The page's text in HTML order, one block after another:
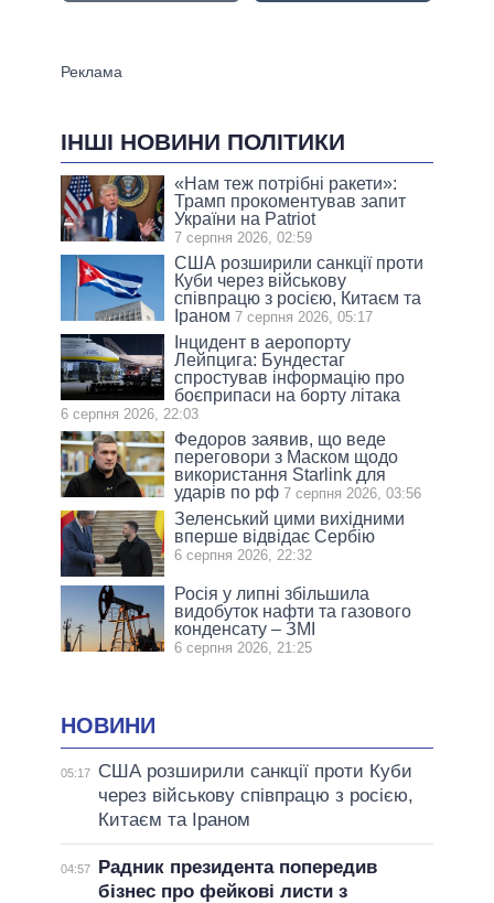
ІНШІ НОВИНИ ПОЛІТИКИ
«Нам теж потрібні ракети»:
Трамп прокоментував запит
України на Patriot
7 серпня 2026, 02:59
США розширили санкції проти
Куби через військову
співпрацю з росією, Китаєм та
Іраном 7 серпня 2026, 05:17
Інцидент в аеропорту
Лейпцига: Бундестаг
спростував інформацію про
боєприпаси на борту літака
6 серпня 2026, 22:03
Федоров заявив, що веде
переговори з Маском щодо
використання Starlink для
ударів по рф 7 серпня 2026, 03:56
Зеленський цими вихідними
вперше відвідає Сербію
6 серпня 2026, 22:32
Росія у липні збільшила
видобуток нафти та газового
конденсату – ЗМІ
6 серпня 2026, 21:25
НОВИНИ
05:17
США розширили санкції проти Куби
через військову співпрацю з росією,
Китаєм та Іраном
04:57
Радник президента попередив
бізнес про фейкові листи з